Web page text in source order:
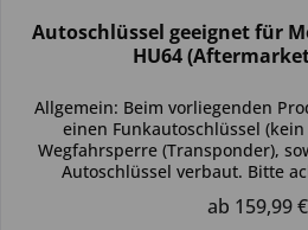
Autoschlüssel geeignet für
HU64
Allgemein: Beim vorliegenden
einen Funkautoschlüssel
Wegfahrsperre (Transponder),
Autoschlüssel verbaut. Bitte
Autoschlüssel
ab 159,99